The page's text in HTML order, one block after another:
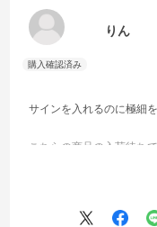
りん
サインを入れるのに極細
こちらの商品の入荷待ち
が急いで対処して下さっ